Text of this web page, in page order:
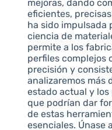
mejoras, dando
eficientes,
ha sido impulsada
ciencia de
permite a los
perfiles complejos
precisión y
analizaremos más
estado actual y
que podrían dar
de estas
esenciales. Únase